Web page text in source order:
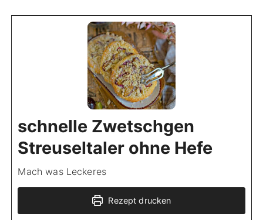
schnelle Zwetschgen
Streuseltaler ohne Hefe
Mach was Leckeres
Rezept drucken